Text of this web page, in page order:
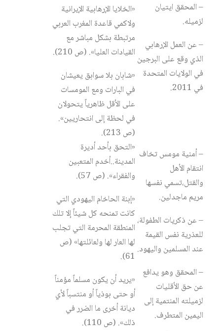
– المحقق ايتيان
لزميله.
– عن العمل الإرهابي
الذي وقع على البرجين
في الولايات المتحدة
في 2011.
«الخلايا الإرهابية الإيرانية
ولاكمي قاعدة المغرب العربي
مرتبطة بشكل مباشر مع
القيادات العليا». (ص 210).
«شابان بلا سوابق يعيشان
في البارات ومع المومسات
على الأقل ظاهرياً يتحولان
في لحظة إلى انتحاريين».
(ص 213).
– أمنية مومس تخاف
انتقام الأهل
والقتل،تسمي نفسها
مريم ماجدلين.
– عن ذكريات الطفولة،
للعذرية نفس القيمة
عند المسلمين واليهود.
– المحقق وهو يدافع
عن حق الأقليات
لزميلته المنتمية إلى
اليمين المتطرف.
«التحق بأحد أديرة
المدينة..أخدم المتعبين
والفقراء». (ص 57).
«إبنة الحاخام اليهودي التي
كانت تمنحه كل شيئاً إلا تلك
المنطقة المحرمة التي تجلب
لها العار لها ولعائلتها» (ص
61).
«يريد أن يكون مسلماً مؤمناً
أو حتى بوذياً أو منتسباً لأي
ديانة أخرى ما الضرر في
ذلك». (ص 110).